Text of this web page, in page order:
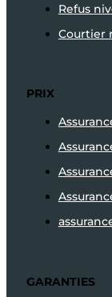
Refus
Courtier
PRIX
GARANTIES